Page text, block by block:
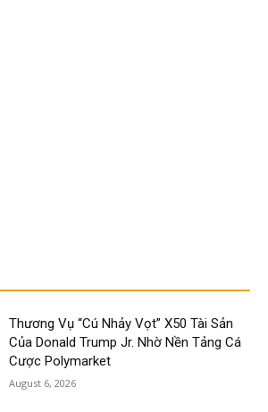
Thương Vụ “Cú Nhảy Vọt” X50 Tài Sản
Của Donald Trump Jr. Nhờ Nền Tảng Cá
Cược Polymarket
August 6, 2026